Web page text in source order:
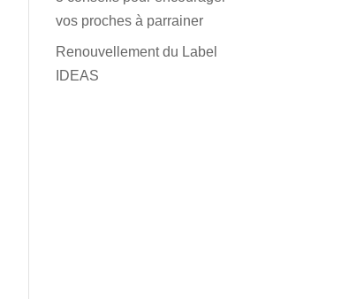
vos proches à parrainer
Renouvellement du Label
IDEAS